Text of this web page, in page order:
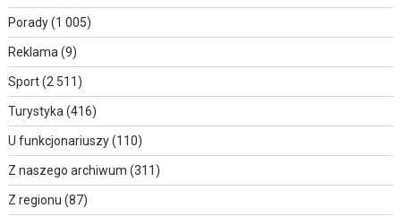
Porady(1 005)
Reklama (9)
Sport(2 511)
Turystyka (416)
U funkcjonariuszy(110)
Z naszego archiwum (311)
Z regionu (87)